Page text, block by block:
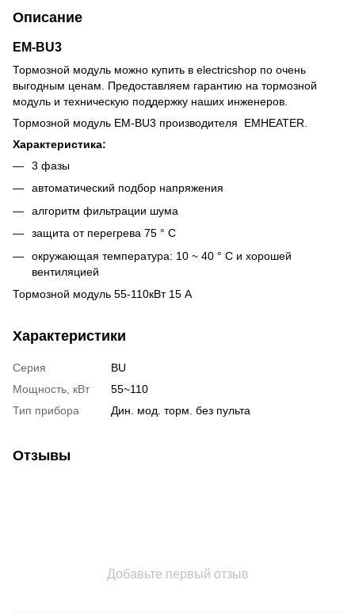
Описание
EM-BU3
Тормозной модуль можно купить в electricshop по очень
выгодным ценам. Предоставляем гарантию на тормозной
модуль и техническую поддержку наших инженеров.
Тормозной модуль EM-BU3 производителя EMHEATER.
Характеристика:
3 фазы
автоматический подбор напряжения
алгоритм фильтрации шума
защита от перегрева 75 ° С
окружающая температура: 10 ~ 40 ° С и хорошей
вентиляцией
Тормозной модуль 55-110кВт 15 А
Характеристики
Серия
BU
Мощность, кВт
55~110
Тип прибора
Дин. мод. торм. без пульта
Отзывы
Добавьте первый отзыв